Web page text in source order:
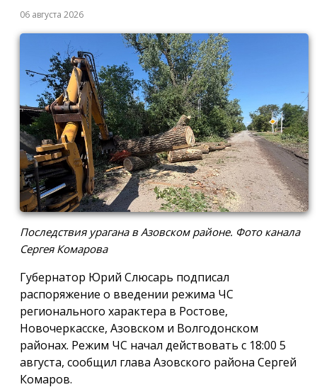
06 августа 2026
Последствия урагана в Азовском районе. Фото канала
Сергея Комарова
Губернатор Юрий Слюсарь подписал
распоряжение о введении режима ЧС
регионального характера в Ростове,
Новочеркасске, Азовском и Волгодонском
районах. Режим ЧС начал действовать с 18:00 5
августа, сообщил глава Азовского района Сергей
Комаров.